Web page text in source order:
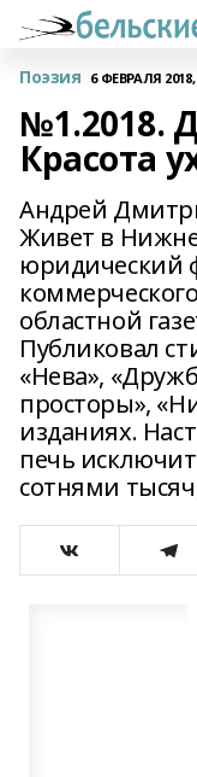
Поэзия 6 ФЕВРАЛЯ 2018,
№1.2018.
Красота
Андрей
Живет в
юридический
областной
Публиковал
«Нева»,
просторы»,
изданиях.
печь
сотнями